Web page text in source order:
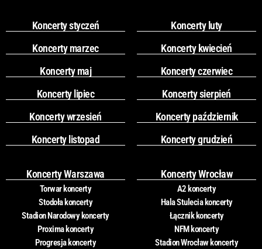
Koncerty styczeń
Koncerty luty
Koncerty marzec
Koncerty kwiecień
Koncerty maj
Koncerty czerwiec
Koncerty lipiec
Koncerty sierpień
Koncerty wrzesień
Koncerty październik
Koncerty listopad
Koncerty grudzień
Koncerty Warszawa
Torwar koncerty
Stodoła koncerty
Stadion Narodowy koncerty
Proxima koncerty
Progresja koncerty
Koncerty Wrocław
A2 koncerty
Hala Stulecia koncerty
Łącznik koncerty
NFM koncerty
Stadion Wrocław koncerty